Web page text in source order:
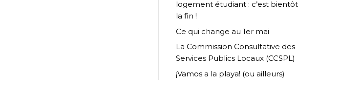
logement étudiant : c’est bientôt
la fin !
Ce qui change au 1er mai
La Commission Consultative des
Services Publics Locaux (CCSPL)
¡Vamos a la playa! (ou ailleurs)